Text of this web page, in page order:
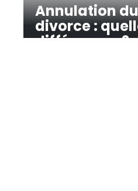
Annulation
divorce :
différences ?